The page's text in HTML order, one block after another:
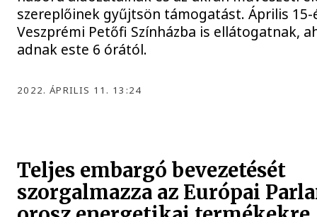
szereplőinek gyűjtsön támogatást. Április 15-
Veszprémi Petőfi Színházba is ellátogatnak,
adnak este 6 órától.
2022. ÁPRILIS 11. 13:24
Teljes embargó bevezetését
szorgalmazza az Európai